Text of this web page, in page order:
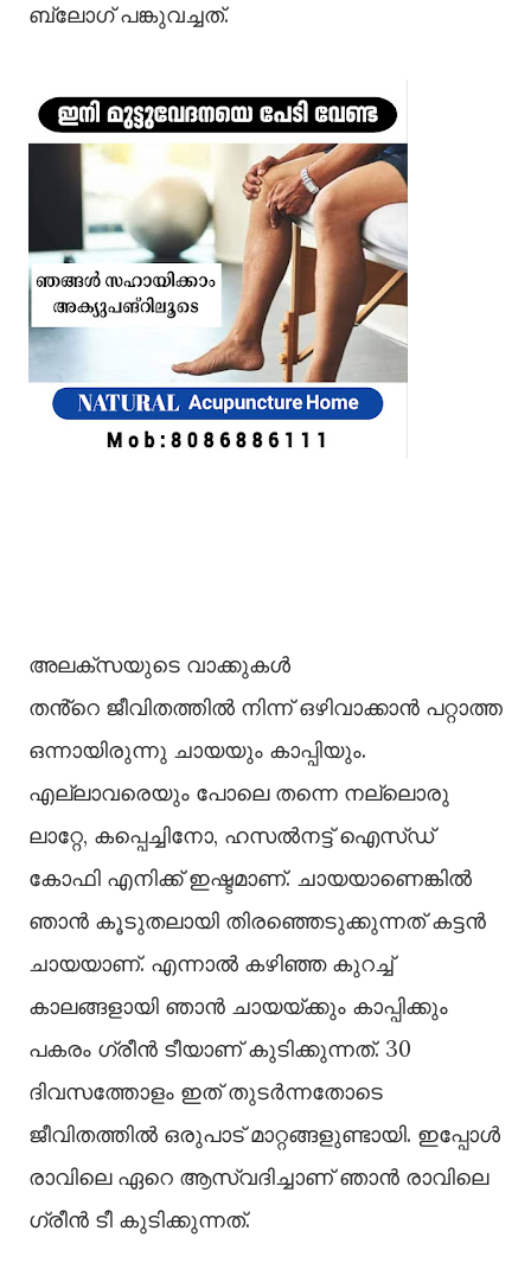
ബ്ലോഗ് പങ്കുവച്ചത്.
അലക്സയുടെ വാക്കുകൾ
തൻ്റെ ജീവിതത്തിൽ നിന്ന് ഒഴിവാക്കാൻ പറ്റാത്ത
ഒന്നായിരുന്നു ചായയും കാപ്പിയും.
എല്ലാവരെയും പോലെ തന്നെ നല്ലൊരു
ലാറ്റേ, കപ്പെച്ചിനോ, ഹസൽനട്ട് ഐസ്ഡ്
കോഫി എനിക്ക് ഇഷ്ടമാണ്. ചായയാണെങ്കിൽ
ഞാൻ കൂടുതലായി തിരഞ്ഞെടുക്കുന്നത് കട്ടൻ
ചായയാണ്. എന്നാൽ കഴിഞ്ഞ കുറച്ച്
കാലങ്ങളായി ഞാൻ ചായയ്ക്കും കാപ്പിക്കും
പകരം ഗ്രീൻ ടീയാണ് കുടിക്കുന്നത്. 30
ദിവസത്തോളം ഇത് തുടർന്നതോടെ
ജീവിതത്തിൽ ഒരുപാട് മാറ്റങ്ങളുണ്ടായി. ഇപ്പോൾ
രാവിലെ ഏറെ ആസ്വദിച്ചാണ് ഞാൻ രാവിലെ
ഗ്രീൻ ടീ കുടിക്കുന്നത്.